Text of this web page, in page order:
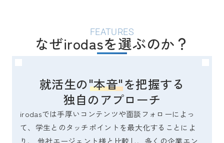
FEATURES
なぜirodasを選ぶのか？
就活生の"本音"を把握する
独自のアプローチ
irodasでは手厚いコンテンツや面談フォローによっ
て、学生とのタッチポイントを最大化することによ
り、 他社エージェント様と比較し、多くの企業エン